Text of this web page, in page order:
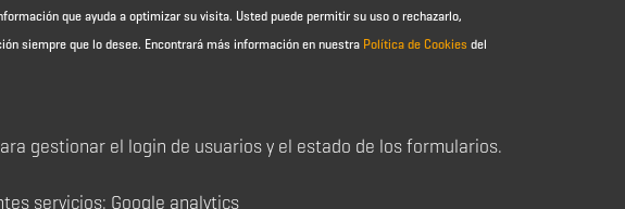
que ayuda a optimizar su visita. Usted puede permitir su uso o rechazarlo,
siempre que lo desee. Encontrará más información en nuestra Política de Cookies del
gestionar el login de usuarios y el estado de los formularios.
servicios: Google analytics